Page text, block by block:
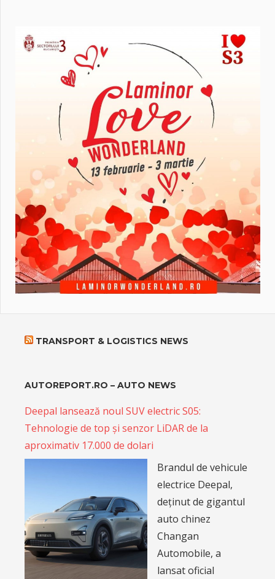
TRANSPORT & LOGISTICS NEWS
AUTOREPORT.RO – AUTO NEWS
Deepal lansează noul SUV electric S05:
Tehnologie de top și senzor LiDAR de la
aproximativ 17.000 de dolari
Brandul de vehicule
electrice Deepal,
deținut de gigantul
auto chinez
Changan
Automobile, a
lansat oficial